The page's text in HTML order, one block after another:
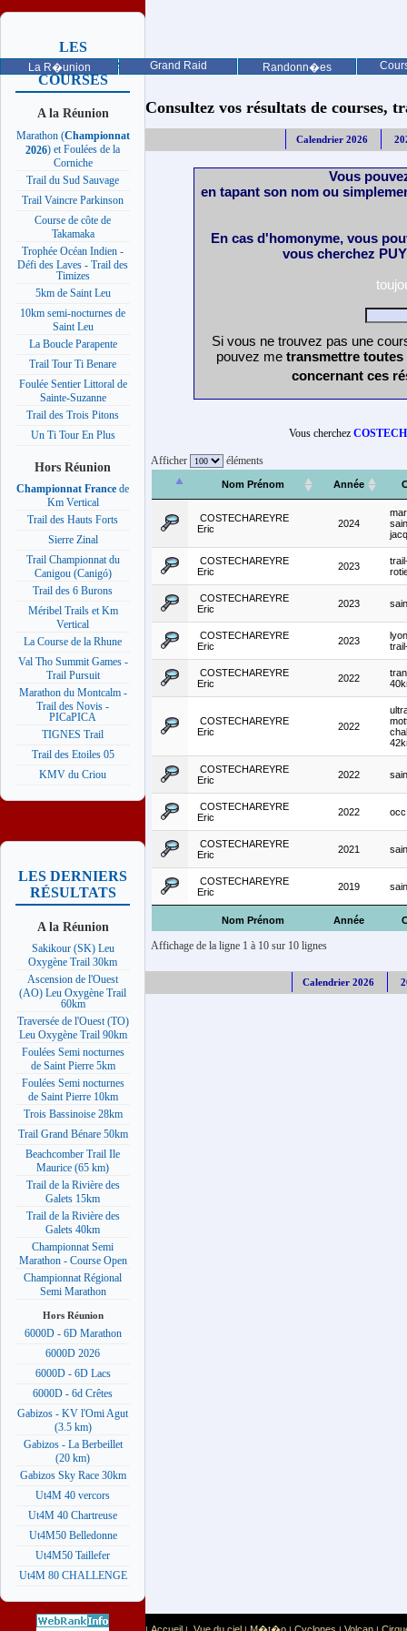
La R�union Grand Raid Randonn�es
LES
PROCHAINES
COURSES
A la Réunion
Marathon (Championnat
2026) et Foulées de la
Corniche
Trail du Sud Sauvage
Trail Vaincre Parkinson
Course de côte de
Takamaka
Trophée Océan Indien -
Défi des Laves - Trail des
Timizes
5km de Saint Leu
10km semi-nocturnes de
Saint Leu
La Boucle Parapente
Trail Tour Ti Benare
Foulée Sentier Littoral de
Sainte-Suzanne
Trail des Trois Pitons
Un Ti Tour En Plus
Hors Réunion
Championnat France de
Km Vertical
Trail des Hauts Forts
Sierre Zinal
Trail Championnat du
Canigou (Canigó)
Trail des 6 Burons
Méribel Trails et Km
Vertical
La Course de la Rhune
Val Tho Summit Games -
Trail Pursuit
Marathon du Montcalm -
Trail des Novis -
PICaPICA
TIGNES Trail
Trail des Etoiles 05
KMV du Criou
LES DERNIERS
RÉSULTATS
A la Réunion
Sakikour (SK) Leu
Oxygène Trail 30km
Ascension de l'Ouest
(AO) Leu Oxygène Trail
60km
Traversée de l'Ouest (TO)
Leu Oxygène Trail 90km
Foulées Semi nocturnes
de Saint Pierre 5km
Foulées Semi nocturnes
de Saint Pierre 10km
Trois Bassinoise 28km
Trail Grand Bénare 50km
Beachcomber Trail Ile
Maurice (65 km)
Trail de la Rivière des
Galets 15km
Trail de la Rivière des
Galets 40km
Championnat Semi
Marathon - Course Open
Championnat Régional
Semi Marathon
Hors Réunion
6000D - 6D Marathon
6000D 2026
6000D - 6D Lacs
6000D - 6d Crêtes
Gabizos - KV l'Omi Agut
(3.5 km)
Gabizos - La Berbeillet
(20 km)
Gabizos Sky Race 30km
Ut4M 40 vercors
Ut4M 40 Chartreuse
Ut4M50 Belledonne
Ut4M50 Taillefer
Ut4M 80 CHALLENGE
Consultez vos résultats de courses,
Calendrier 2026
Vous
en tapant son nom ou
En cas d'homonyme, vous
vous cherchez
Si vous ne trouvez pas une
pouvez me transmettre
concernant ces
Vous cherchez
Afficher éléments
Nom Prénom Année
Nom Prénom Année
COSTECHAREYRE
Eric
2024
COSTECHAREYRE
Eric
2023
COSTECHAREYRE
Eric
2023
COSTECHAREYRE
Eric
2023
COSTECHAREYRE
Eric
2022
COSTECHAREYRE
Eric
2022
COSTECHAREYRE
Eric
2022
COSTECHAREYRE
Eric
2022 occ
COSTECHAREYRE
Eric
2021
COSTECHAREYRE
Eric
2019
Affichage de la ligne 1 à 10 sur 10 lignes
Calendrier 2026